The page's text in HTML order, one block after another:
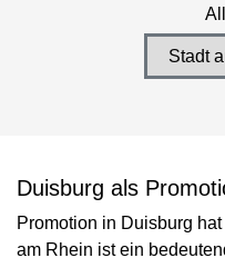
Duisburg als
Promotion in Duisburg
am Rhein ist ein